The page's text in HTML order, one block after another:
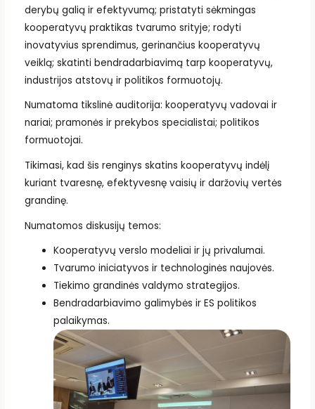
derybų galią ir efektyvumą; pristatyti sėkmingas
kooperatyvų praktikas tvarumo srityje; rodyti
inovatyvius sprendimus, gerinančius kooperatyvų
veiklą; skatinti bendradarbiavimą tarp kooperatyvų,
industrijos atstovų ir politikos formuotojų.
Numatoma tikslinė auditorija: kooperatyvų vadovai ir
nariai; pramonės ir prekybos specialistai; politikos
formuotojai.
Tikimasi, kad šis renginys skatins kooperatyvų indėlį
kuriant tvaresnę, efektyvesnę vaisių ir daržovių vertės
grandinę.
Numatomos diskusijų temos:
Kooperatyvų verslo modeliai ir jų privalumai.
Tvarumo iniciatyvos ir technologinės naujovės.
Tiekimo grandinės valdymo strategijos.
Bendradarbiavimo galimybės ir ES politikos
palaikymas.